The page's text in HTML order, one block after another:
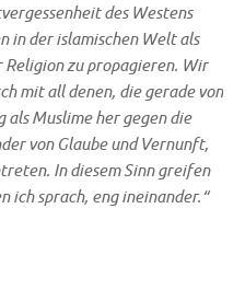
des Westens
in der isla­mi­schen Welt als
zu pro­pa­gie­ren. Wir
mit all denen, die gera­de von
Mus­li­me her gegen die
von Glau­be und Ver­nunft,
In die­sem Sinn grei­fen
ich sprach, eng ineinander.“